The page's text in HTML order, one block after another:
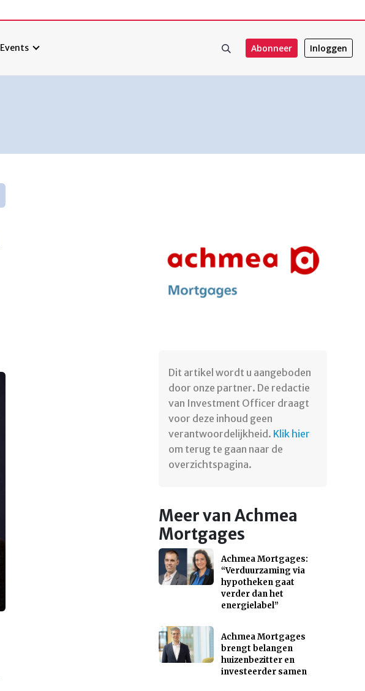
Events Abonneer Inloggen
Dit artikel wordt u aangeboden
door onze partner. De redactie
van Investment Officer draagt
voor deze inhoud geen
verantwoordelijkheid. Klik hier
om terug te gaan naar de
overzichtspagina.
Meer van Achmea
Mortgages
Achmea Mortgages:
“Verduurzaming via
hypotheken gaat
verder dan het
energielabel”
Achmea Mortgages
brengt belangen
huizenbezitter en
investeerder samen